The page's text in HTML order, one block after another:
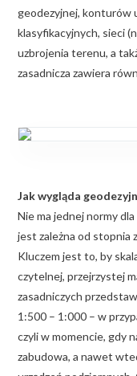
geodezyjnej,
klasyfikacyjnych, sieci
uzbrojenia terenu, a
zasadnicza zawiera
Jak wygląda
Nie ma jednej normy
jest zależna od stopnia
Kluczem jest to, by
czytelnej, przejrzystej
zasadniczych
1:500 – 1:000 – w
czyli w momencie, gdy
zabudowa, a nawet